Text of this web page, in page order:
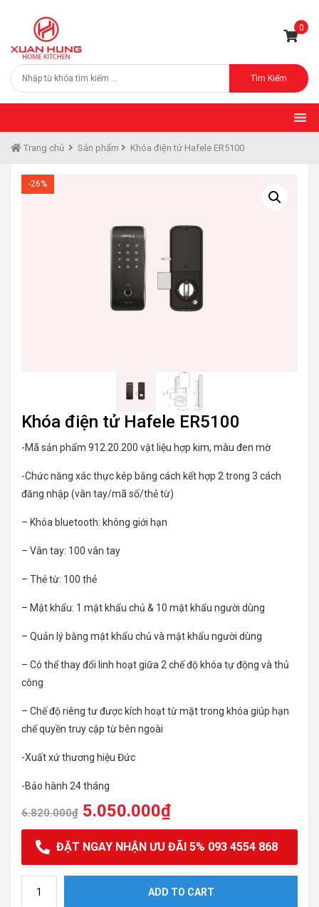
0
Tìm Kiếm
Trang chủ Sản phẩm Khóa điện tử Hafele ER5100
-26%
Khóa điện tử Hafele ER5100
-Mã sản phẩm 912.20.200 vật liệu hợp kim, màu đen mờ
-Chức năng xác thực kép bằng cách kết hợp 2 trong 3 cách
đăng nhập (vân tay/mã số/thẻ từ)
– Khóa bluetooth: không giới hạn
– Vân tay: 100 vân tay
– Thẻ từ: 100 thẻ
– Mật khẩu: 1 mật khẩu chủ & 10 mật khẩu người dùng
– Quản lý bằng mật khẩu chủ và mật khẩu người dùng
– Có thể thay đổi linh hoạt giữa 2 chế độ khóa tự động và thủ
công
– Chế độ riêng tư được kích hoạt từ mặt trong khóa giúp hạn
chế quyền truy cập từ bên ngoài
-Xuất xứ thương hiệu Đức
-Bảo hành 24 tháng
6.820.000₫ 5.050.000₫
ĐẶT NGAY NHẬN ƯU ĐÃI 5% 093 4554 868
ADD TO CART